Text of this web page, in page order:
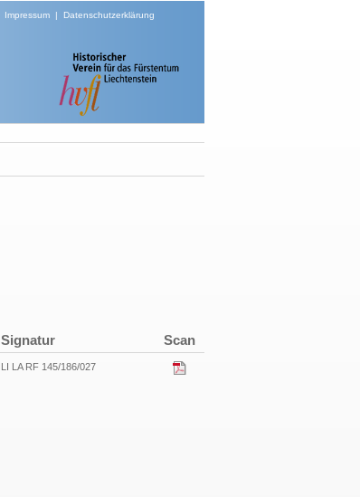
Impressum| Datenschutzerklärung
Signatur Scan
LI LA RF 145/186/027